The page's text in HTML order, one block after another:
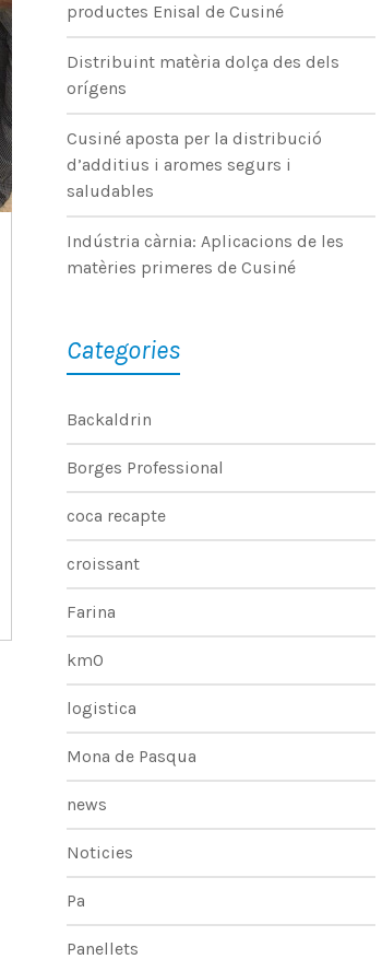
productes Enisal de Cusiné
Distribuint matèria dolça des dels
orígens
Cusiné aposta per la distribució
d’additius i aromes segurs i
saludables
Indústria càrnia: Aplicacions de les
matèries primeres de Cusiné
Categories
Backaldrin
Borges Professional
coca recapte
croissant
Farina
km0
logistica
Mona de Pasqua
news
Noticies
Pa
Panellets